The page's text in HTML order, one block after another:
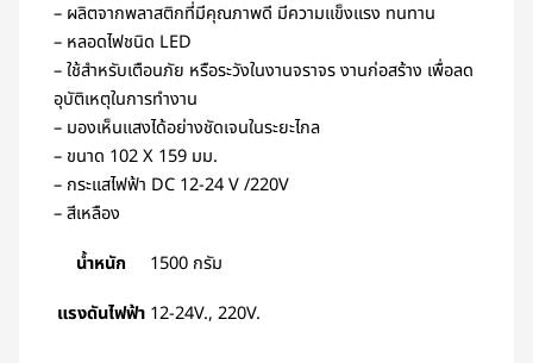
– ผลิตจากพลาสติกที่มีคุณภาพดี มีความแข็งแรง ทนทาน
– หลอดไฟชนิด LED
– ใช้สำหรับเตือนภัย หรือระวังในงานจราจร งานก่อสร้าง เพื่อลด
อุบัติเหตุในการทำงาน
– มองเห็นแสงได้อย่างชัดเจนในระยะไกล
– ขนาด 102 X 159 มม.
– กระแสไฟฟ้า DC 12-24 V /220V
– สีเหลือง
น้ำหนัก
1500 กรัม
แรงดันไฟฟ้า 12-24V., 220V.